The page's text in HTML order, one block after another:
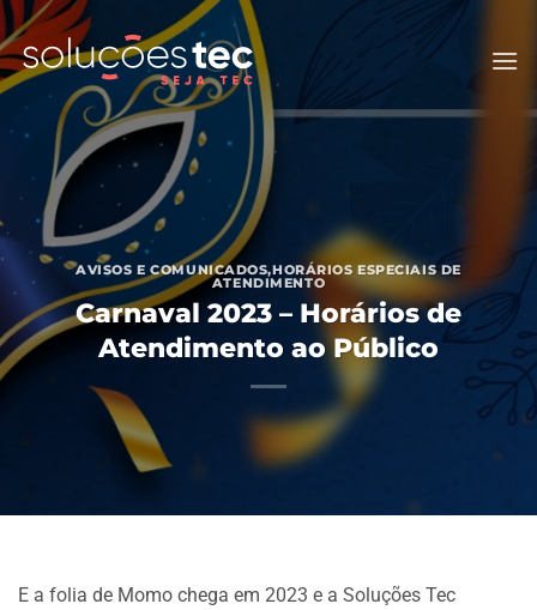
Skip
to
content
AVISOS E COMUNICADOS,HORÁRIOS ESPECIAIS DE
ATENDIMENTO
Carnaval 2023 – Horários de
Atendimento ao Público
E a folia de Momo chega em 2023 e a Soluções Tec